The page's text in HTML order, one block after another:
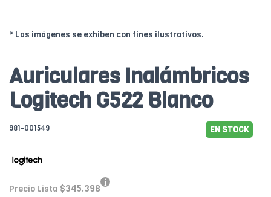
* Las imágenes se exhiben con fines ilustrativos.
Auriculares Inalámbricos
Logitech G522 Blanco
981-001549 EN STOCK
Precio Lista $345.398